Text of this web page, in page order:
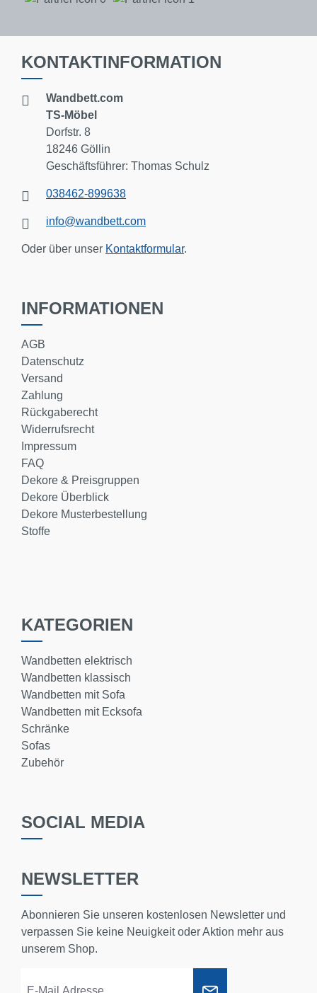
KONTAKTINFORMATION
Wandbett.com
TS-Möbel
Dorfstr. 8
18246 Göllin
Geschäftsführer: Thomas Schulz
038462-899638
info@wandbett.com
Oder über unser Kontaktformular.
INFORMATIONEN
AGB
Datenschutz
Versand
Zahlung
Rückgaberecht
Widerrufsrecht
Impressum
FAQ
Dekore & Preisgruppen
Dekore Überblick
Dekore Musterbestellung
Stoffe
KATEGORIEN
Wandbetten elektrisch
Wandbetten klassisch
Wandbetten mit Sofa
Wandbetten mit Ecksofa
Schränke
Sofas
Zubehör
SOCIAL MEDIA
NEWSLETTER
Abonnieren Sie unseren kostenlosen Newsletter und
verpassen Sie keine Neuigkeit oder Aktion mehr aus
unserem Shop.